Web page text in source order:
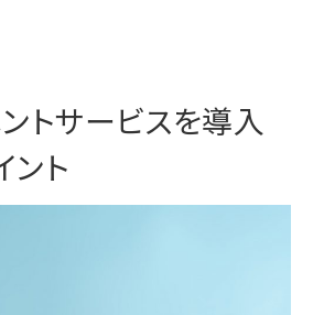
トサービスを導入
ント